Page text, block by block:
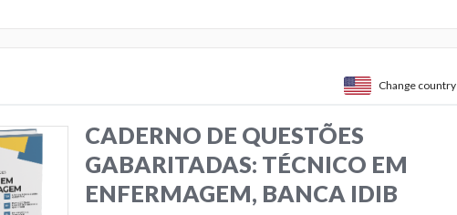
Change country
CADERNO DE QUESTÕES
GABARITADAS: TÉCNICO EM
ENFERMAGEM, BANCA IDIB